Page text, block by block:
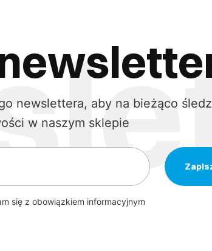
newslettera, aby na bieżąco
w naszym sklepie
się z obowiązkiem informacyjnym